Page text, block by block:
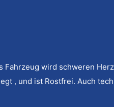
wird schweren
, und ist Rostfrei. Auch